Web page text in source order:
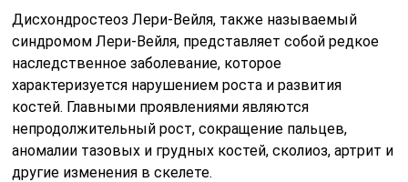
Дисхондростеоз Лери-Вейля, также называемый
синдромом Лери-Вейля, представляет собой редкое
наследственное заболевание, которое
характеризуется нарушением роста и развития
костей. Главными проявлениями являются
непродолжительный рост, сокращение пальцев,
аномалии тазовых и грудных костей, сколиоз, артрит и
другие изменения в скелете.